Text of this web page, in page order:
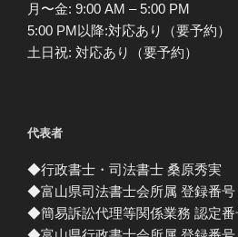
月〜金: 9:00 AM – 5:00 PM
5:00 PM以降:対応あり（要予約）
土日祝: 対応あり（要予約）
代表者
◆行政書士・司法書士 桑原秀実
◆富山県司法書士会所属 登録番号
◆簡易訴訟代理等関係業務 認定番